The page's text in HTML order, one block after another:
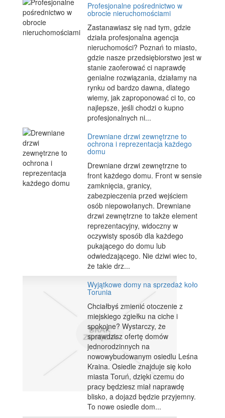
Profesjonalne pośrednictwo w
obrocie nieruchomościami
Zastanawiasz się nad tym, gdzie
działa profesjonalna agencja
nieruchomości? Poznań to miasto,
gdzie nasze przedsiębiorstwo jest w
stanie zaoferować ci naprawdę
genialne rozwiązania, działamy na
rynku od bardzo dawna, dlatego
wiemy, jak zaproponować ci to, co
najlepsze, jeśli chodzi o kupno
profesjonalnych ni...
Drewniane drzwi zewnętrzne to
ochrona i reprezentacja każdego
domu
Drewniane drzwi zewnętrzne to
front każdego domu. Front w sensie
zamknięcia, granicy,
zabezpieczenia przed wejściem
osób niepowołanych. Drewniane
drzwi zewnętrzne to także element
reprezentacyjny, widoczny w
oczywisty sposób dla każdego
pukającego do domu lub
odwiedzającego. Nie dziwi wiec to,
że takie drz...
Wyjątkowe domy na sprzedaż koło
Torunia
Chciałbyś zmienić otoczenie z
miejskiego zgiełku na ciche i
spokojne? Wystarczy, że
sprawdzisz ofertę domów
jednorodzinnych na
nowowybudowanym osiedlu Leśna
Kraina. Osiedle znajduje się koło
miasta Toruń, dzięki czemu do
pracy będziesz miał naprawdę
blisko, a dojazd będzie przyjemny.
To nowe osiedle dom...